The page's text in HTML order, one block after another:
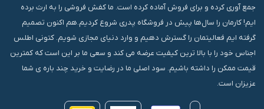
جمع آوری کرده و برای فروش آماده کرده است. ما کفش فروشی را به ارث برده
ایم! کارمان را سال‌ها پیش در فروشگاه پدری شروع کردیم.هم اکنون تصمیم
گرفته ایم فعالیتمان را گسترش دهیم و وارد دنیای مجازی شویم. کتونی اطلس
اجناس خود را با بالا ترین کیفیت عرضه می کند و سعی ما بر این است که کمترین
قیمت ممکن را داشته باشیم. سود اصلی ما در رضایت و خرید چند باره ی شما
عزیزان است.